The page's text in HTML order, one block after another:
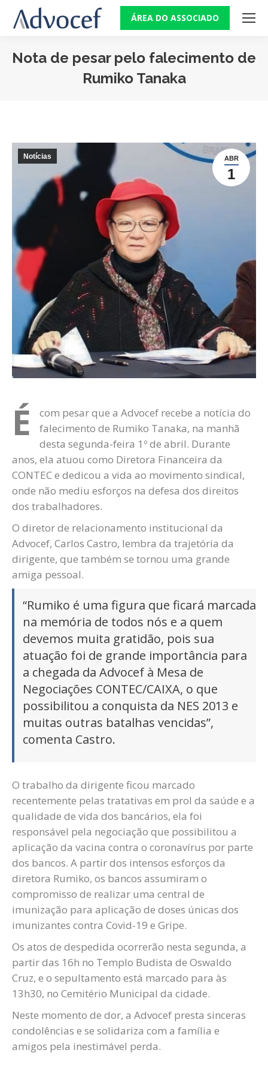
ÁREA DO ASSOCIADO
Nota de pesar pelo falecimento de
Rumiko Tanaka
ABR
1
Notícias
É
com pesar que a Advocef recebe a notícia do
falecimento de Rumiko Tanaka, na manhã
desta segunda-feira 1º de abril. Durante
anos, ela atuou como Diretora Financeira da
CONTEC e dedicou a vida ao movimento sindical,
onde não mediu esforços na defesa dos direitos
dos trabalhadores.
O diretor de relacionamento institucional da
Advocef, Carlos Castro, lembra da trajetória da
dirigente, que também se tornou uma grande
amiga pessoal.
“Rumiko é uma figura que ficará marcada
na memória de todos nós e a quem
devemos muita gratidão, pois sua
atuação foi de grande importância para
a chegada da Advocef à Mesa de
Negociações CONTEC/CAIXA, o que
possibilitou a conquista da NES 2013 e
muitas outras batalhas vencidas”,
comenta Castro.
O trabalho da dirigente ficou marcado
recentemente pelas tratativas em prol da saúde e a
qualidade de vida dos bancários, ela foi
responsável pela negociação que possibilitou a
aplicação da vacina contra o coronavírus por parte
dos bancos. A partir dos intensos esforços da
diretora Rumiko, os bancos assumiram o
compromisso de realizar uma central de
imunização para aplicação de doses únicas dos
imunizantes contra Covid-19 e Gripe.
Os atos de despedida ocorrerão nesta segunda, a
partir das 16h no Templo Budista de Oswaldo
Cruz, e o sepultamento está marcado para às
13h30, no Cemitério Municipal da cidade.
Neste momento de dor, a Advocef presta sinceras
condolências e se solidariza com a família e
amigos pela inestimável perda.